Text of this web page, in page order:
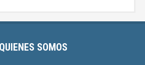
QUIENES SOMOS